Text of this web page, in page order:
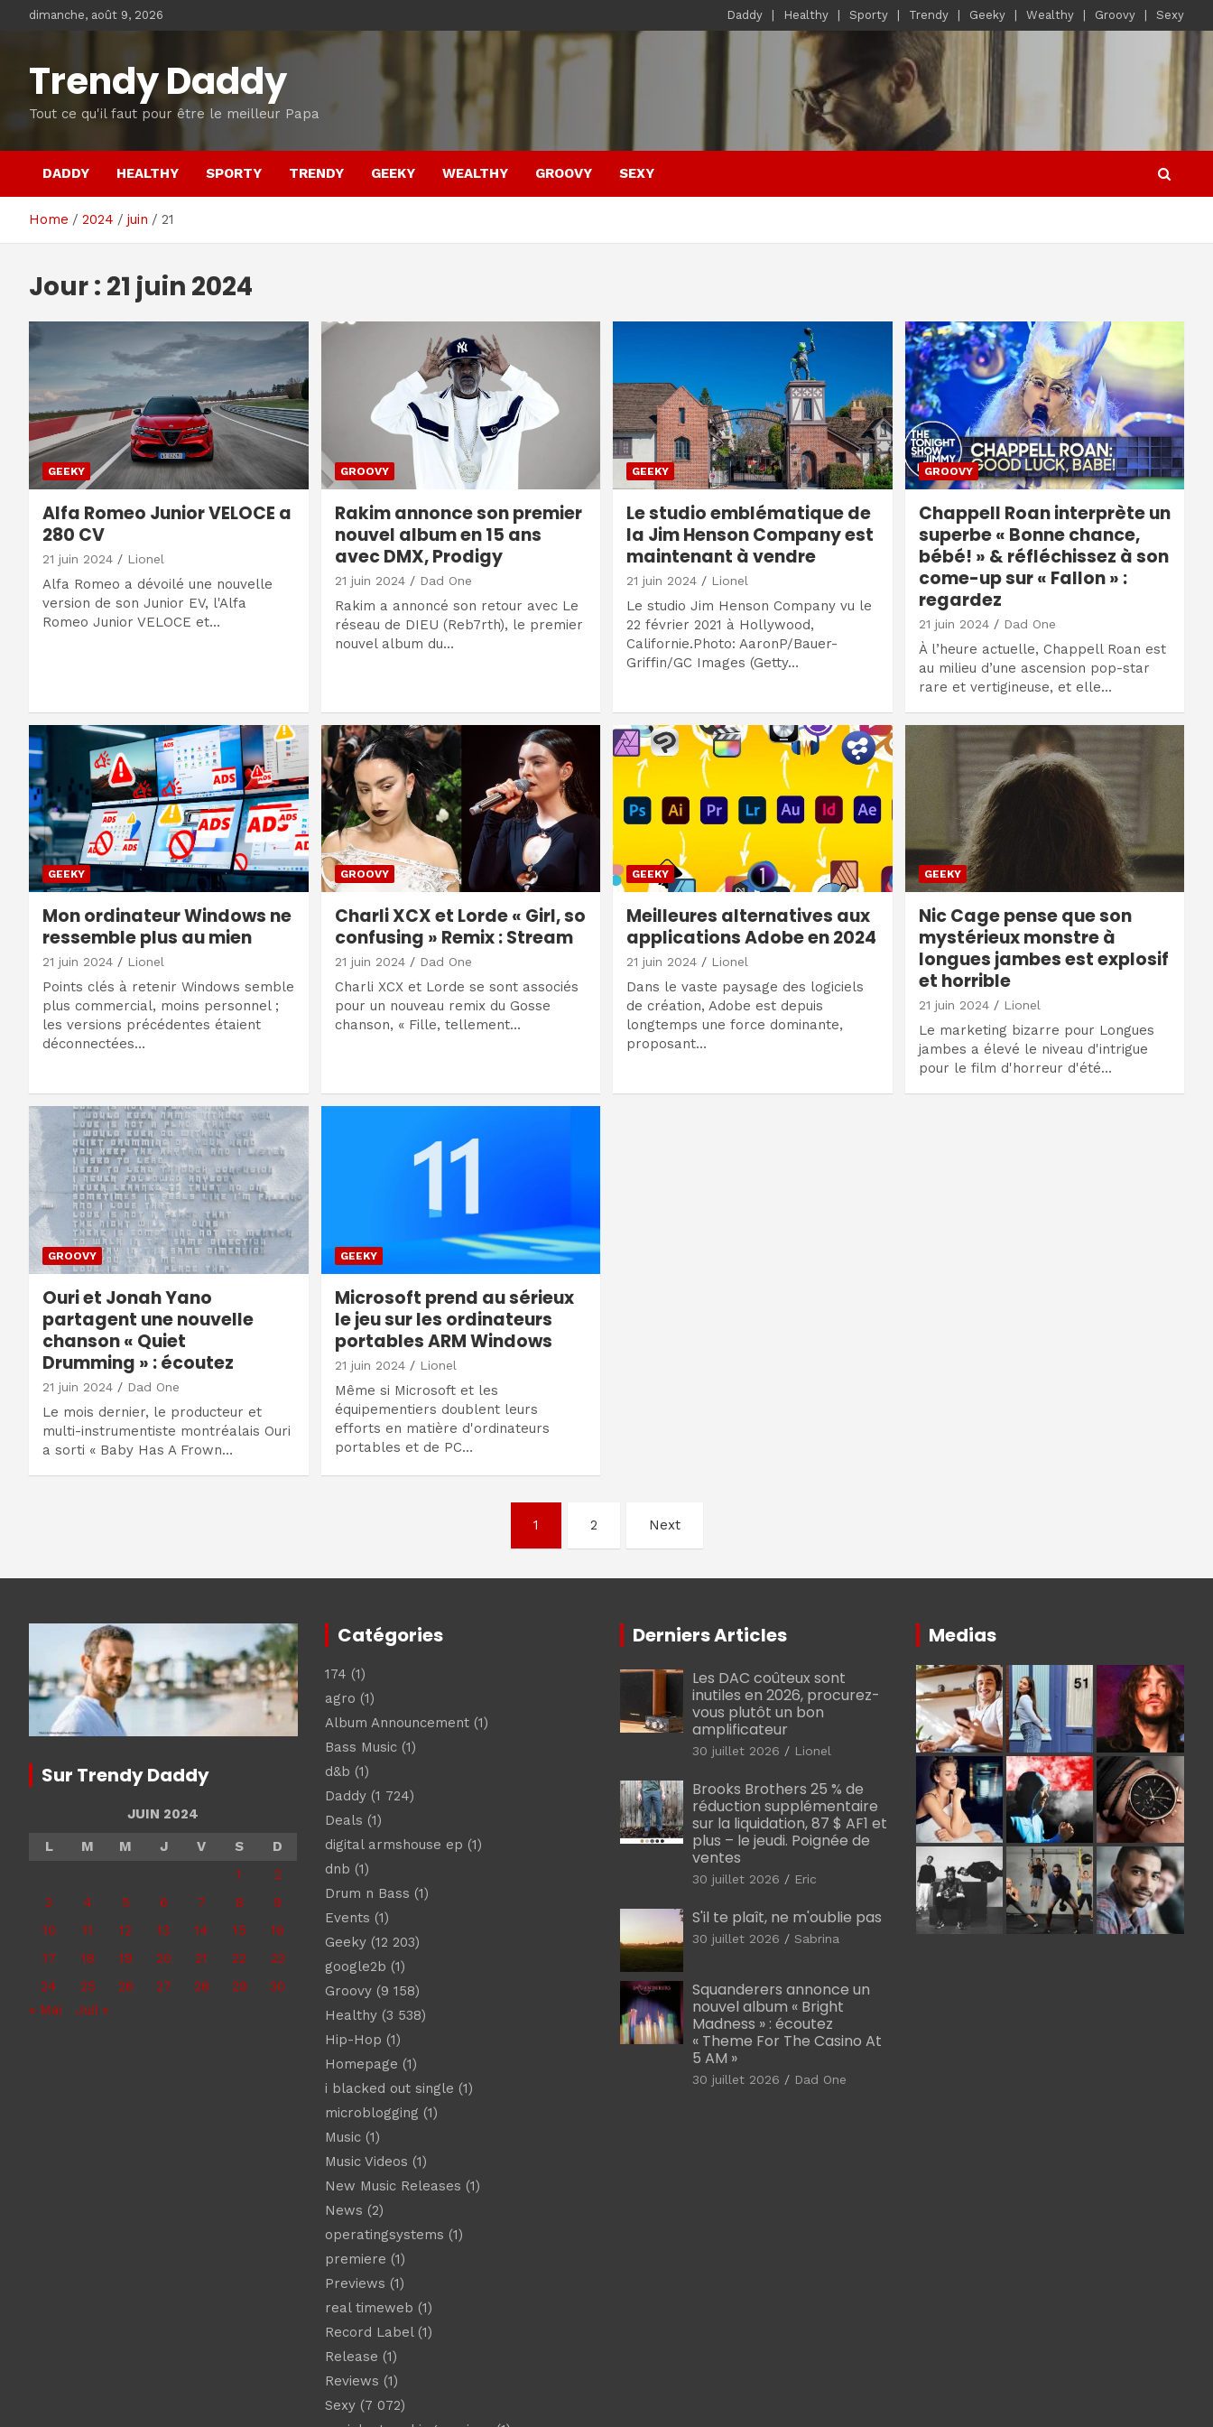
dimanche, août 9, 2026 Daddy Healthy Sporty Trendy Geeky Wealthy Groovy Sexy
Trendy Daddy
Tout ce qu'il faut pour être le meilleur Papa
DADDY HEALTHY SPORTY TRENDY GEEKY WEALTHY GROOVY SEXY
Home 2024 juin 21
Jour : 21 juin 2024
GEEKY
Alfa Romeo Junior VELOCE a
280 CV
21 juin 2024 Lionel
Alfa Romeo a dévoilé une nouvelle
version de son Junior EV, l'Alfa
Romeo Junior VELOCE et…
GROOVY
Rakim annonce son premier
nouvel album en 15 ans
avec DMX, Prodigy
21 juin 2024 Dad One
Rakim a annoncé son retour avec Le
réseau de DIEU (Reb7rth), le premier
nouvel album du…
GEEKY
Le studio emblématique de
la Jim Henson Company est
maintenant à vendre
21 juin 2024 Lionel
Le studio Jim Henson Company vu le
22 février 2021 à Hollywood,
Californie.Photo: AaronP/Bauer-
Griffin/GC Images (Getty…
GROOVY
Chappell Roan interprète un
superbe « Bonne chance,
bébé! » & réfléchissez à son
come-up sur « Fallon » :
regardez
21 juin 2024 Dad One
À l’heure actuelle, Chappell Roan est
au milieu d’une ascension pop-star
rare et vertigineuse, et elle…
GEEKY
Mon ordinateur Windows ne
ressemble plus au mien
21 juin 2024 Lionel
Points clés à retenir Windows semble
plus commercial, moins personnel ;
les versions précédentes étaient
déconnectées…
GROOVY
Charli XCX et Lorde « Girl, so
confusing » Remix : Stream
21 juin 2024 Dad One
Charli XCX et Lorde se sont associés
pour un nouveau remix du Gosse
chanson, « Fille, tellement…
GEEKY
Meilleures alternatives aux
applications Adobe en 2024
21 juin 2024 Lionel
Dans le vaste paysage des logiciels
de création, Adobe est depuis
longtemps une force dominante,
proposant…
GEEKY
Nic Cage pense que son
mystérieux monstre à
longues jambes est explosif
et horrible
21 juin 2024 Lionel
Le marketing bizarre pour Longues
jambes a élevé le niveau d'intrigue
pour le film d'horreur d'été…
GROOVY
Ouri et Jonah Yano
partagent une nouvelle
chanson « Quiet
Drumming » : écoutez
21 juin 2024 Dad One
Le mois dernier, le producteur et
multi-instrumentiste montréalais Ouri
a sorti « Baby Has A Frown…
GEEKY
Microsoft prend au sérieux
le jeu sur les ordinateurs
portables ARM Windows
21 juin 2024 Lionel
Même si Microsoft et les
équipementiers doublent leurs
efforts en matière d'ordinateurs
portables et de PC…
1 2 Next
Sur Trendy Daddy
JUIN 2024
L
M M J V S
D
1
2
3
4 5 6 7 8
9
10
11 12 13 14 15
16
17
18 19 20 21 22
23
24
25 26 27 28 29
30
« Mai
Juil »
Catégories
174 (1)
agro (1)
Album Announcement(1)
Bass Music(1)
d&b (1)
Daddy(1 724)
Deals (1)
digital armshouse ep (1)
dnb (1)
Drum n Bass (1)
Events (1)
Geeky(12 203)
google2b (1)
Groovy(9 158)
Healthy(3 538)
Hip-Hop (1)
Homepage (1)
i blacked out single (1)
microblogging (1)
Music(1)
Music Videos (1)
New Music Releases (1)
News (2)
operatingsystems (1)
premiere (1)
Previews (1)
real timeweb (1)
Record Label(1)
Release (1)
Reviews (1)
Sexy(7 072)
Derniers Articles
Les DAC coûteux sont
inutiles en 2026, procurez-
vous plutôt un bon
amplificateur
30 juillet 2026 Lionel
Brooks Brothers 25 % de
réduction supplémentaire
sur la liquidation, 87 $ AF1 et
plus – le jeudi. Poignée de
ventes
30 juillet 2026 Eric
S'il te plaît, ne m'oublie pas
30 juillet 2026 Sabrina
Squanderers annonce un
nouvel album « Bright
Madness » : écoutez
« Theme For The Casino At
5 AM »
30 juillet 2026 Dad One
Medias